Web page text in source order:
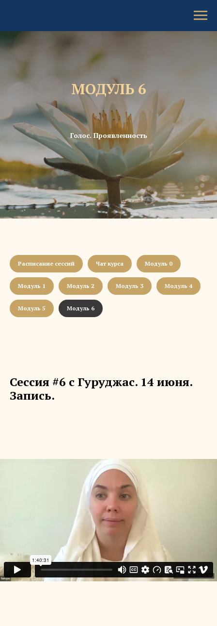
МОДУЛЬ 6
Голос. Проявленность
Расписание сессий Чат курса Модуль 0
Модуль 1 Модуль 2 Модуль 3 Модуль 4
Модуль 5 Модуль 6
Сессия #6 с Гуруджас. 14 июня.
Запись.